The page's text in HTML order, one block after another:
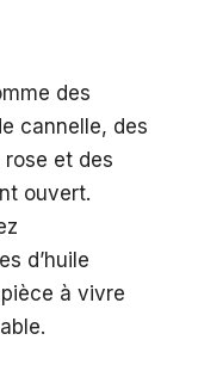
des
cannelle, des
et des
ouvert.
d’huile
à vivre